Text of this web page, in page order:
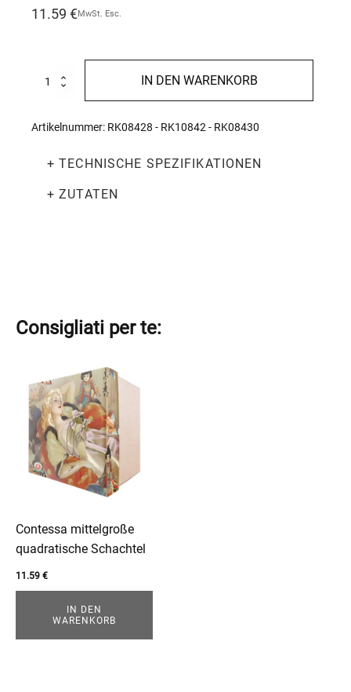
11.59 €MwSt. Esc.
mittelgroße
quadratische
Menge
IN DEN WARENKORB
Artikelnummer: RK08428 - RK10842 - RK08430
+ TECHNISCHE SPEZIFIKATIONEN
+ ZUTATEN
Consigliati per te:
Contessa mittelgroße
quadratische Schachtel
11.59 €
IN DEN
WARENKORB